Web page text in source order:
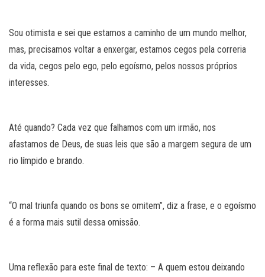
Sou otimista e sei que estamos a caminho de um mundo melhor,
mas, precisamos voltar a enxergar, estamos cegos pela correria
da vida, cegos pelo ego, pelo egoísmo, pelos nossos próprios
interesses.
Até quando? Cada vez que falhamos com um irmão, nos
afastamos de Deus, de suas leis que são a margem segura de um
rio límpido e brando.
“O mal triunfa quando os bons se omitem”, diz a frase, e o egoísmo
é a forma mais sutil dessa omissão.
Uma reflexão para este final de texto: – A quem estou deixando